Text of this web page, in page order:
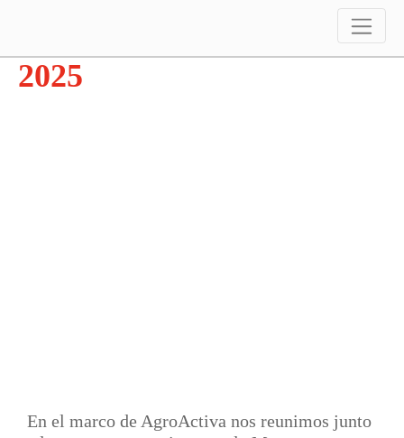
Encuentro en Agroactiva
2025
En el marco de AgroActiva nos reunimos junto